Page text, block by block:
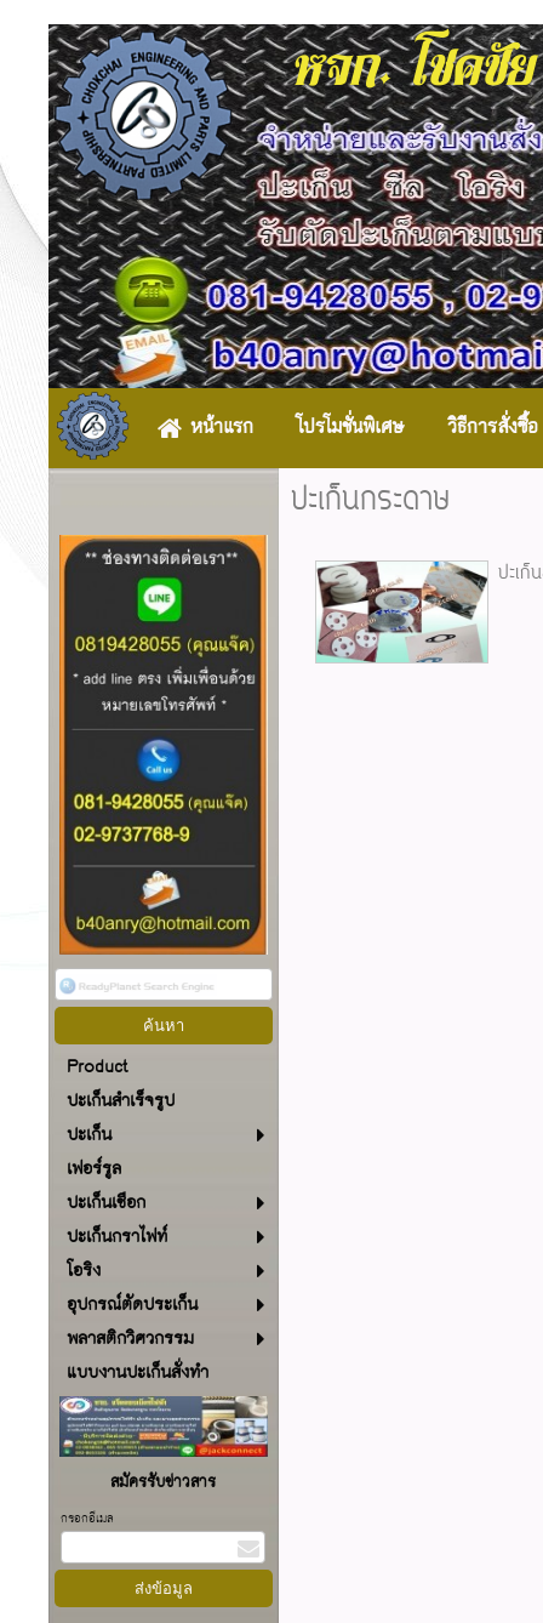
หจก. โชคชั
หน้าแรก โปรโมชั่นพิเศษ วิธีการสั่งซื้อ
Product
ปะเก็นสำเร็จรูป
ปะเก็น
เฟอร์รูล
ปะเก็นเชือก
ปะเก็นกราไฟท์
โอริง
อุปกรณ์ตัดประเก็น
พลาสติกวิศวกรรม
แบบงานปะเก็นสั่งทำ
สมัครรับข่าวสาร
กรอกอีเมล
ปะเก็นกระดาษ
ปะเก็